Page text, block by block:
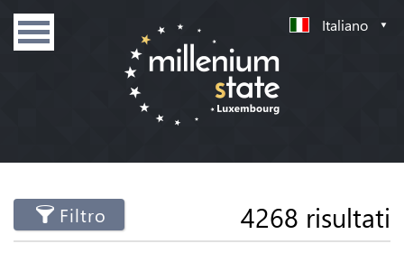
Italiano
Filtro 4268 risultati